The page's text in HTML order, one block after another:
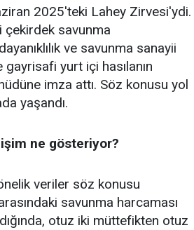
2025'teki Lahey Zirvesi'ydi.
çekirdek savunma
ve savunma sanayii
yurt içi hasılanın
imza attı. Söz konusu yol
yaşandı.
ne gösteriyor?
veriler söz konusu
savunma harcaması
otuz iki müttefikten otuz